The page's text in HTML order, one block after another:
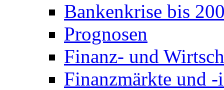
Bankenkrise bis
Prognosen
Finanz- und
Finanzmärkte und